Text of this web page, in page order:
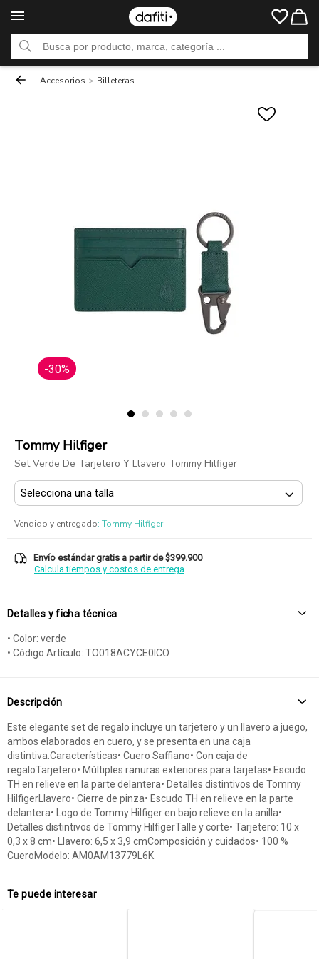
Accesorios > Billeteras
-30%
Tommy Hilfiger
Set Verde De Tarjetero Y Llavero Tommy Hilfiger
Vendido y entregado: Tommy Hilfiger
Envío estándar gratis a partir de $399.900
Calcula tiempos y costos de entrega
Detalles y ficha técnica
• Color: verde
• Código Artículo: TO018ACYCE0ICO
Descripción
Este elegante set de regalo incluye un tarjetero y un llavero a juego,
ambos elaborados en cuero, y se presenta en una caja
distintiva.Características• Cuero Saffiano• Con caja de
regaloTarjetero• Múltiples ranuras exteriores para tarjetas• Escudo
TH en relieve en la parte delantera• Detalles distintivos de Tommy
HilfigerLlavero• Cierre de pinza• Escudo TH en relieve en la parte
delantera• Logo de Tommy Hilfiger en bajo relieve en la anilla•
Detalles distintivos de Tommy HilfigerTalle y corte• Tarjetero: 10 x
0,3 x 8 cm• Llavero: 6,5 x 3,9 cmComposición y cuidados• 100 %
CueroModelo: AM0AM13779L6K
Te puede interesar